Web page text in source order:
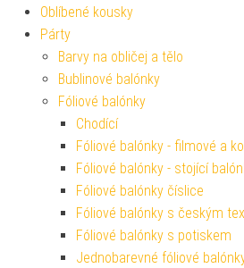
Oblíbené kousky
Párty
Barvy na obličej a tělo
Bublinové balónky
Fóliové balónky
Chodící
Fóliové balónky - filmové a
Fóliové balónky - stojící
Fóliové balónky číslice
Fóliové balónky s českým
Fóliové balónky s potiskem
Jednobarevné fóliové